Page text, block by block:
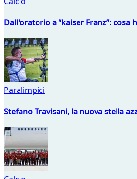
Dall'oratorio a “kaiser Franz”:
Paralimpici
Stefano Travisani, la nuova stella